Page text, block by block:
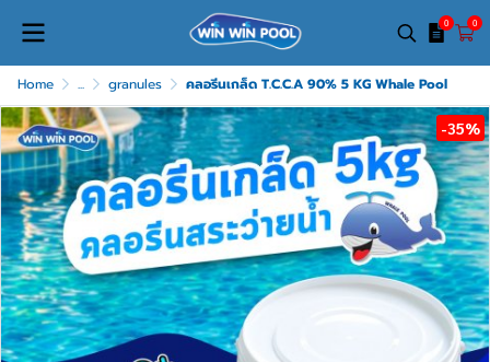
0 0
Home ... granules คลอรีนเกล็ด T.C.C.A 90% 5 KG Whale Pool
-35%